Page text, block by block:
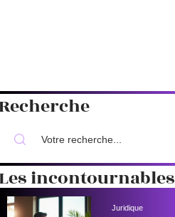
Les incontournables
Juridique